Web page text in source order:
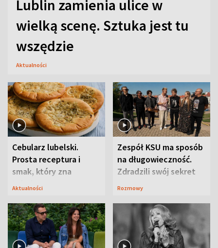
Lublin zamienia ulice w
wielką scenę. Sztuka jest tu
wszędzie
Aktualności
Cebularz lubelski.
Prosta receptura i
smak, który zna
Lubelszczyzna
Aktualności
Zespół KSU ma sposób
na długowieczność.
Zdradzili swój sekret
Rozmowy